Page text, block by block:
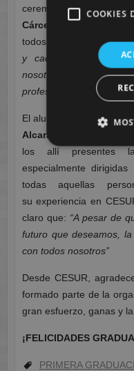
ceremonia intervino
Cárcel,
en
todos un emotivo
y cada uno de
nosotros” “gracias por
profesión de enseñar y
El alumnado también
Alcaraz,
que participó
los allí presentes
especialmente
todas aquellas
su experiencia en
claro que: “A pesar de
futuro que deseamos,
con todos nosotros”
Desde CESUR,
formado parte de la
gran esfuerzo, ganas y
¡FELICIDADES
PRIMERA
COOKIES